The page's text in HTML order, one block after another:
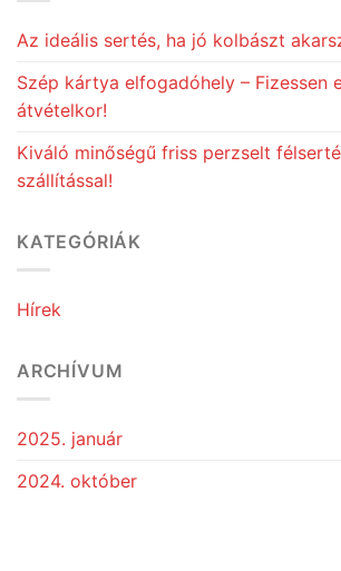
Az ideális sertés, ha jó kolbászt
Szép kártya elfogadóhely – Fizessen
átvételkor!
Kiváló minőségű friss perzselt
szállítással!
KATEGÓRIÁK
Hírek
ARCHÍVUM
2025. január
2024. október